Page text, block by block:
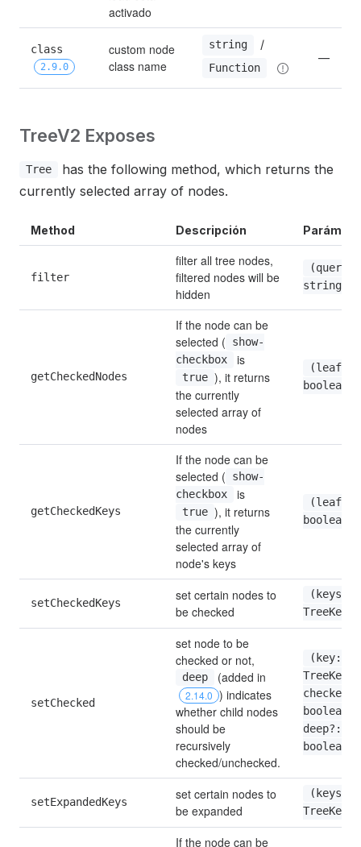
activado
class
2.9.0
custom node
class name
string /
Function
—
TreeV2 Exposes
Tree
has the following method, which returns the
currently selected array of nodes.
Method Descripción
filter
filter all tree nodes,
filtered nodes will be
hidden
(query:
string)
getCheckedNodes
If the node can be
selected (
show-
checkbox
true ), it returns
the currently
selected array of
nodes
boolean)
getCheckedKeys
If the node can be
selected (
show-
checkbox
true ), it returns
the currently
selected array of
node's keys
boolean)
setCheckedKeys
set certain nodes to
be checked
(keys:
setChecked
set node to be
deep (added in
2.14.0 ) indicates
whether child nodes
should be
recursively
checked/unchecked.
(key:
TreeKey,
checked:
boolean,
deep?:
boolean)
setExpandedKeys
set certain nodes to
be expanded
(keys:
If the node can be